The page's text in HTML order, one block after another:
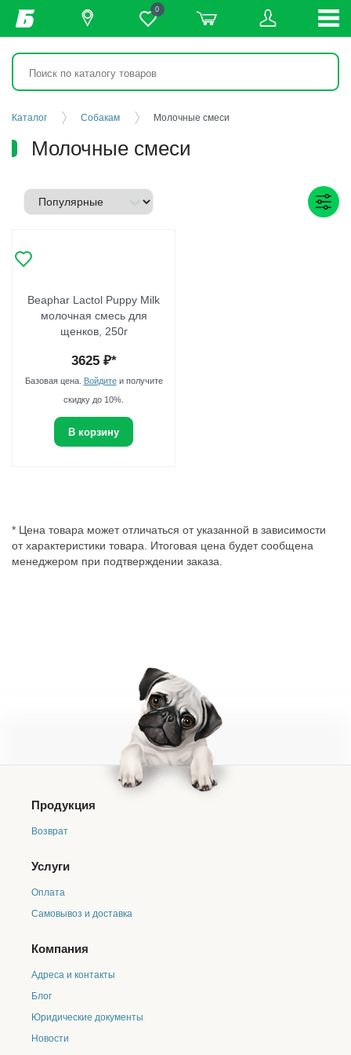
0
Каталог Собакам Молочные смеси
Молочные смеси
Beaphar Lactol Puppy Milk
молочная смесь для
щенков, 250г
3625₽*
Базовая цена. Войдитеи получите
скидку до 10%.
В корзину
* Цена товара может отличаться от указанной в зависимости
от характеристики товара. Итоговая цена будет сообщена
менеджером при подтверждении заказа.
Продукция
Возврат
Услуги
Оплата
Самовывоз и доставка
Компания
Адреса и контакты
Блог
Юридические документы
Новости